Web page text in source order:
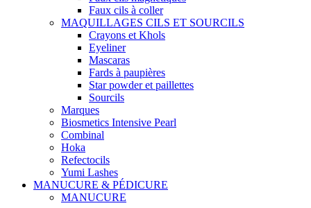
Faux cils à coller
MAQUILLAGES CILS ET SOURCILS
Crayons et Khols
Eyeliner
Mascaras
Fards à paupières
Star powder et paillettes
Sourcils
Marques
Biosmetics Intensive Pearl
Combinal
Hoka
Refectocils
Yumi Lashes
MANUCURE & PÉDICURE
MANUCURE